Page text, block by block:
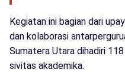
Kegiatan ini bagian dari
dan kolaborasi
Sumatera Utara dihadiri
sivitas akademika.